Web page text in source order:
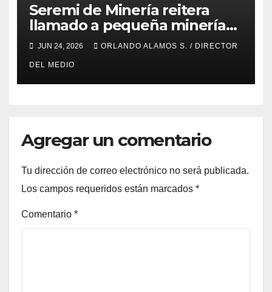
Seremi de Minería reitera
llamado a pequeña minería
para postulaciones PAMMA
Equipa y Desarrolla 2026
JUN 24, 2026 ORLANDO ALAMOS S. / DIRECTOR
DEL MEDIO
Agregar un comentario
Tu dirección de correo electrónico no será publicada.
Los campos requeridos están marcados *
Comentario *